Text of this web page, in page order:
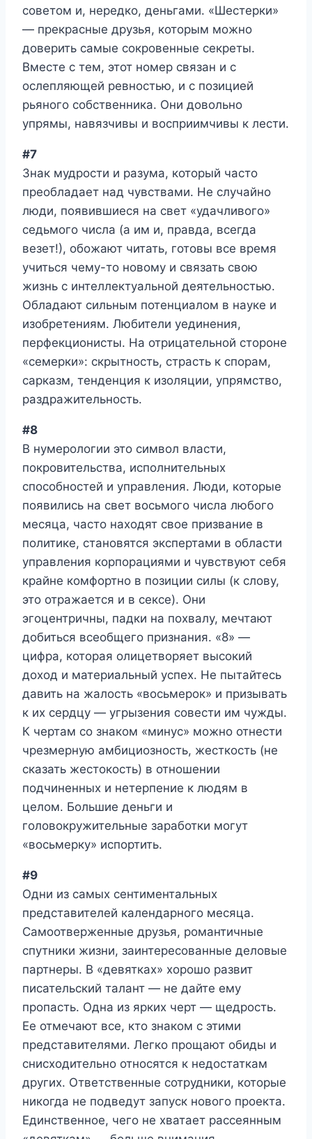
советом и, нередко, деньгами. «Шестерки»
— прекрасные друзья, которым можно
доверить самые сокровенные секреты.
Вместе с тем, этот номер связан и с
ослепляющей ревностью, и с позицией
рьяного собственника. Они довольно
упрямы, навязчивы и восприимчивы к лести.
#7
Знак мудрости и разума, который часто
преобладает над чувствами. Не случайно
люди, появившиеся на свет «удачливого»
седьмого числа (а им и, правда, всегда
везет!), обожают читать, готовы все время
учиться чему-то новому и связать свою
жизнь с интеллектуальной деятельностью.
Обладают сильным потенциалом в науке и
изобретениям. Любители уединения,
перфекционисты. На отрицательной стороне
«семерки»: скрытность, страсть к спорам,
сарказм, тенденция к изоляции, упрямство,
раздражительность.
#8
В нумерологии это символ власти,
покровительства, исполнительных
способностей и управления. Люди, которые
появились на свет восьмого числа любого
месяца, часто находят свое призвание в
политике, становятся экспертами в области
управления корпорациями и чувствуют себя
крайне комфортно в позиции силы (к слову,
это отражается и в сексе). Они
эгоцентричны, падки на похвалу, мечтают
добиться всеобщего признания. «8» —
цифра, которая олицетворяет высокий
доход и материальный успех. Не пытайтесь
давить на жалость «восьмерок» и призывать
к их сердцу — угрызения совести им чужды.
К чертам со знаком «минус» можно отнести
чрезмерную амбициозность, жесткость (не
сказать жестокость) в отношении
подчиненных и нетерпение к людям в
целом. Большие деньги и
головокружительные заработки могут
«восьмерку» испортить.
#9
Одни из самых сентиментальных
представителей календарного месяца.
Самоотверженные друзья, романтичные
спутники жизни, заинтересованные деловые
партнеры. В «девятках» хорошо развит
писательский талант — не дайте ему
пропасть. Одна из ярких черт — щедрость.
Ее отмечают все, кто знаком с этими
представителями. Легко прощают обиды и
снисходительно относятся к недостаткам
других. Ответственные сотрудники, которые
никогда не подведут запуск нового проекта.
Единственное, чего не хватает рассеянным